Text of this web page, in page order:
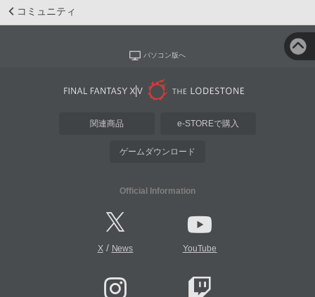
コミュニティ
パソコン版へ
関連商品 e-STOREで購入
ゲームダウンロード
Official Information
X/ News YouTube